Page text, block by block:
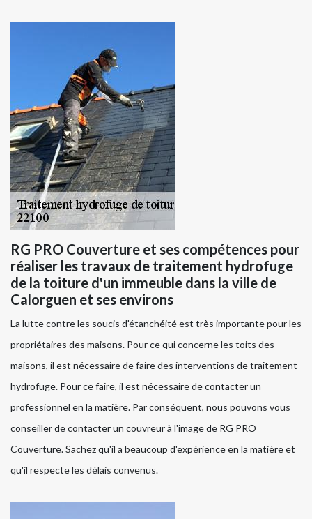
RG PRO Couverture et ses compétences pour
réaliser les travaux de traitement hydrofuge
de la toiture d'un immeuble dans la ville de
Calorguen et ses environs
La lutte contre les soucis d'étanchéité est très importante pour les
propriétaires des maisons. Pour ce qui concerne les toits des
maisons, il est nécessaire de faire des interventions de traitement
hydrofuge. Pour ce faire, il est nécessaire de contacter un
professionnel en la matière. Par conséquent, nous pouvons vous
conseiller de contacter un couvreur à l'image de RG PRO
Couverture. Sachez qu'il a beaucoup d'expérience en la matière et
qu'il respecte les délais convenus.